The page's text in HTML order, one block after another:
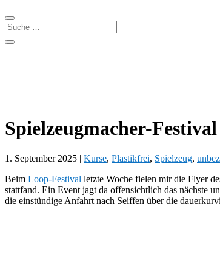
Spielzeugmacher-
1. September 2025 | Kurse, Plastikfrei, Spielzeug,
Beim Loop-Festival letzte Woche fielen mir die Flyer
stattfand. Ein Event jagt da offensichtlich das nächste
die einstündige Anfahrt nach Seiffen über die